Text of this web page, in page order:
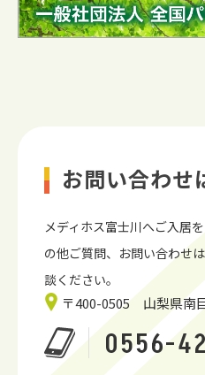
お問い合わせ
メディホス富士川へご入居
の他ご質問、お問い合わせ
談ください。
〒400-0505 山梨県南
0556-